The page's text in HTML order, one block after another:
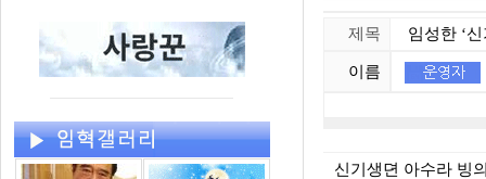
제목 임성한 ‘신
이름
신기생뎐 아수라 빙